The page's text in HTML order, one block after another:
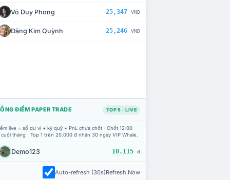
Võ Duy Phong 25,347 VNĐ
Đặng Kim Quỳnh 25,246 VNĐ
ĐIỂM PAPER TRADE TOP 5 · LIVE
live = số dư ví + ký quỹ + PnL chưa chốt · Chốt 12:00
tháng · Top 1 trên 20.000 đ nhận 30 ngày VIP Whale.
Demo123 10.115 đ
Auto-refresh (30s)Refresh Now